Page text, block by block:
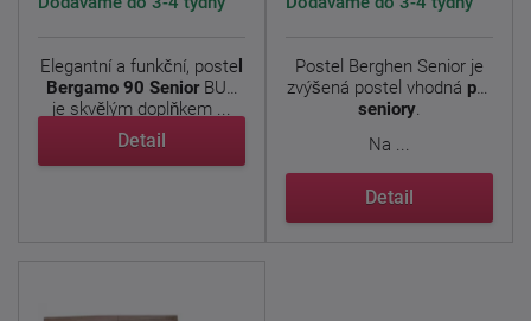
Elegantní a funkční, poste
Bergamo 90 SeniorBUK
je skvělým doplňkem ...
Detail
Postel Berghen Senior je
zvýšená postel vhodná pro
seniory.
Na ...
Detail